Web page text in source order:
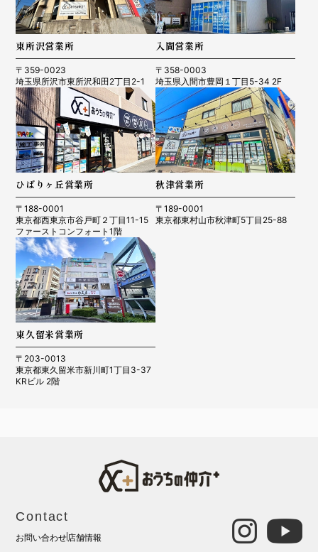
東所沢営業所
〒359-0023
埼玉県所沢市東所沢和田2丁目2-1
入間営業所
〒358-0003
埼玉県入間市豊岡１丁目5-34 2F
ひばりヶ丘営業所
〒188-0001
東京都西東京市谷戸町２丁目11-15
ファーストコンフォート1階
秋津営業所
〒189-0001
東京都東村山市秋津町5丁目25-88
東久留米営業所
〒203-0013
東京都東久留米市新川町1丁目3-37
KRビル 2階
Contact
お問い合わせ 店舗情報